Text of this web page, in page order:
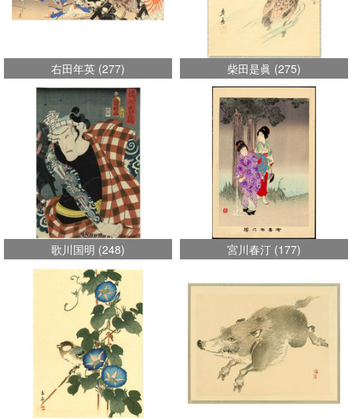
右田年英 (277) 柴田是眞 (275)
歌川国明 (248) 宮川春汀 (177)